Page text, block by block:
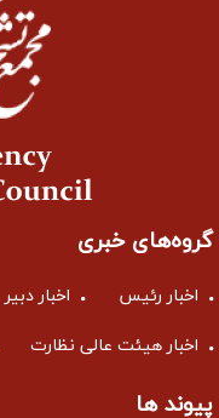
گروه‌های خبری
اخبار رئیس اخبار دبیر
اخبار هیئت عالی نظارت
پیوند ها